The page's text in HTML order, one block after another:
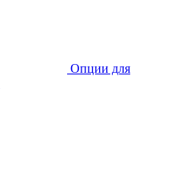
Опции для